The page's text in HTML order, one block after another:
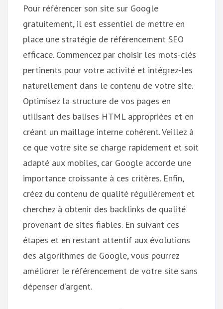
Pour référencer son site sur Google
gratuitement, il est essentiel de mettre en
place une stratégie de référencement SEO
efficace. Commencez par choisir les mots-clés
pertinents pour votre activité et intégrez-les
naturellement dans le contenu de votre site.
Optimisez la structure de vos pages en
utilisant des balises HTML appropriées et en
créant un maillage interne cohérent. Veillez à
ce que votre site se charge rapidement et soit
adapté aux mobiles, car Google accorde une
importance croissante à ces critères. Enfin,
créez du contenu de qualité régulièrement et
cherchez à obtenir des backlinks de qualité
provenant de sites fiables. En suivant ces
étapes et en restant attentif aux évolutions
des algorithmes de Google, vous pourrez
améliorer le référencement de votre site sans
dépenser d’argent.